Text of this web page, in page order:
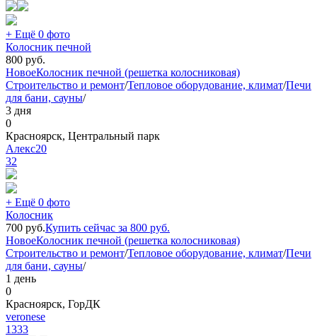
+ Ещё 0 фото
Колосник печной
800 руб.
НовоеКолосник печной (решетка колосниковая)
Строительство и ремонт/Тепловое оборудование, климат/Печи
для бани, сауны/
3 дня
0
Красноярск, Центральный парк
Алекс20
32
+ Ещё 0 фото
Колосник
700 руб.Купить сейчас за 800 руб.
НовоеКолосник печной (решетка колосниковая)
Строительство и ремонт/Тепловое оборудование, климат/Печи
для бани, сауны/
1 день
0
Красноярск, ГорДК
veronese
1333